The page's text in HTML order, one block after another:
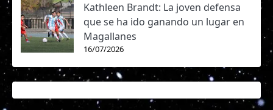
Kathleen Brandt: La joven defensa
que se ha ido ganando un lugar en
Magallanes
16/07/2026